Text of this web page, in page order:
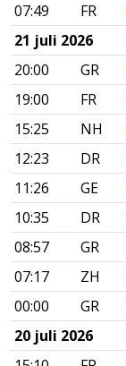
07:49
FR
21 juli 2026
20:00
GR
19:00
FR
15:25
NH
12:23
DR
11:26
GE
10:35
DR
08:57
GR
07:17
ZH
00:00
GR
20 juli 2026